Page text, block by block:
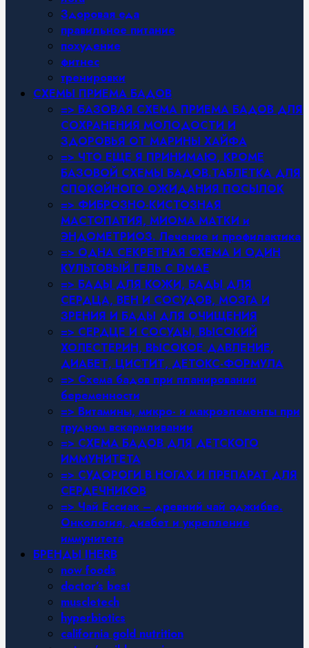
Здоровая еда
правильное питание
похудение
фитнес
тренировки
СХЕМЫ ПРИЕМА БАДОВ
=> БАЗОВАЯ СХЕМА ПРИЕМА БАДОВ ДЛЯ
СОХРАНЕНИЯ МОЛОДОСТИ И
ЗДОРОВЬЯ ОТ МАРИНЫ ХАЙФА
=> ЧТО ЕЩЕ Я ПРИНИМАЮ, КРОМЕ
БАЗОВОЙ СХЕМЫ БАДОВ.ТАБЛЕТКА ДЛЯ
СПОКОЙНОГО ОЖИДАНИЯ ПОСЫЛОК
=> ФИБРОЗНО-КИСТОЗНАЯ
МАСТОПАТИЯ, МИОМА МАТКИ и
ЭНДОМЕТРИОЗ. Лечение и профилактика
=> ОДНА СЕКРЕТНАЯ СХЕМА И ОДИН
КУЛЬТОВЫЙ ГЕЛЬ С DMAE
=> БАДЫ ДЛЯ КОЖИ, БАДЫ ДЛЯ
СЕРДЦА, ВЕН И СОСУДОВ, МОЗГА И
ЗРЕНИЯ И БАДЫ ДЛЯ ОЧИЩЕНИЯ
=> СЕРДЦЕ И СОСУДЫ, ВЫСОКИЙ
ХОЛЕСТЕРИН, ВЫСОКОЕ ДАВЛЕНИЕ,
ДИАБЕТ, ЦИСТИТ, ДЕТОКС-ФОРМУЛА
=> Схема бадов при планировании
беременности
=> Витамины, микро- и макроэлементы при
грудном вскармливании
=> СХЕМА БАДОВ ДЛЯ ДЕТСКОГО
ИММУНИТЕТА
=> СУДОРОГИ В НОГАХ И ПРЕПАРАТ ДЛЯ
СЕРДЕЧНИКОВ
=> Чай Ессиак – древний чай оджибве.
Онкология, диабет и укрепление
иммунитета
БРЕНДЫ IHERB
now foods
doctor’s best
muscletech
hyperbiotics
california gold nutrition